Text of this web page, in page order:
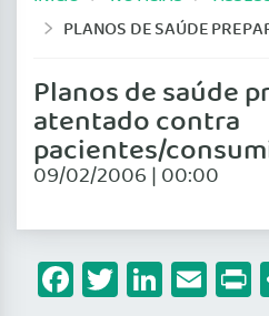
PLANOS DE SAÚDE PREPARAM ATENTADO CONTRA PACIENTES/
Planos de saúde
atentado contra
pacientes/
09/02/2006 | 00:00
Facebook
Twitter